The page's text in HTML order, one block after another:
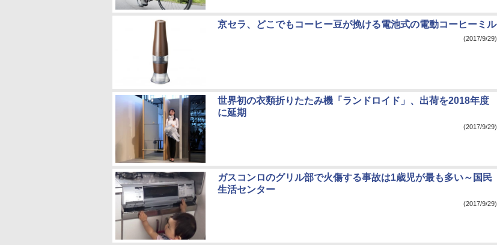
京セラ、どこでもコーヒー豆が挽ける電池式の電動コーヒーミル
(2017/9/29)
世界初の衣類折りたたみ機「ランドロイド」、出荷を2018年度
に延期
(2017/9/29)
ガスコンロのグリル部で火傷する事故は1歳児が最も多い～国民
生活センター
(2017/9/29)